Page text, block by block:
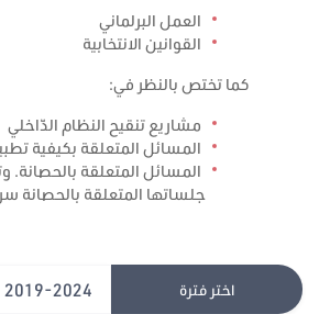
العمل البرلماني
القوانين الانتخابية
كما تختص بالنظر في:
مشاريع تنقيح النظام الدّاخلي
المسائل المتعلقة بكيفية تطبيق
المسائل المتعلقة بالحصانة.
جلساتها المتعلقة بالحصانة سرية.
اختر فترة 2019-2024